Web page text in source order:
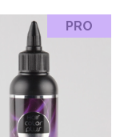
PRO